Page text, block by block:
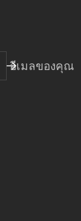
อีเมลของคุณ